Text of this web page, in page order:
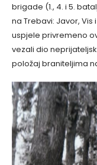
brigade (1., 4. i 5.
na Trebavi: Javor, Vis i
uspjele privremeno
vezali dio
položaj braniteljima